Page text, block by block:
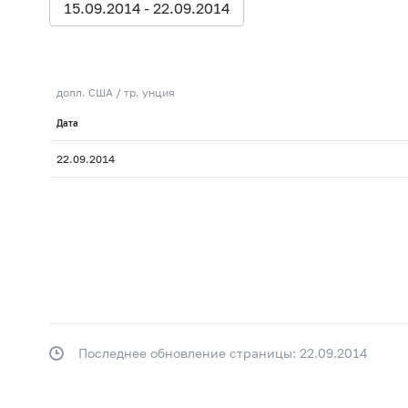
15.09.2014 - 22.09.2014
долл. США / тр. унция
Дата
22.09.2014
Последнее обновление страницы: 22.09.2014